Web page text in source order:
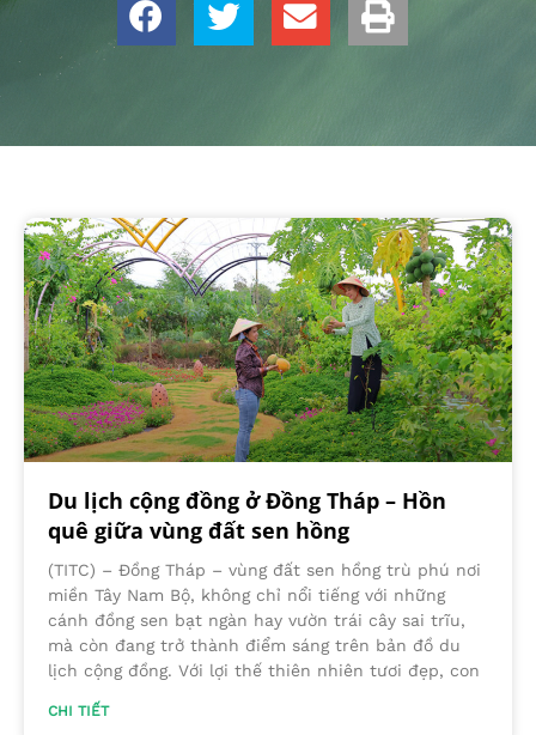
Du lịch cộng đồng ở Đồng Tháp – Hồn
quê giữa vùng đất sen hồng
(TITC) – Đồng Tháp – vùng đất sen hồng trù phú nơi
miền Tây Nam Bộ, không chỉ nổi tiếng với những
cánh đồng sen bạt ngàn hay vườn trái cây sai trĩu,
mà còn đang trở thành điểm sáng trên bản đồ du
lịch cộng đồng. Với lợi thế thiên nhiên tươi đẹp, con
CHI TIẾT